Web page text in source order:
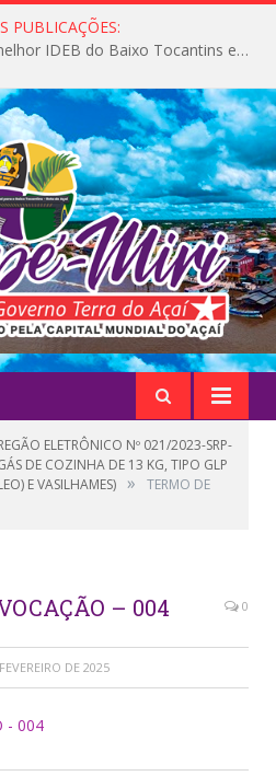
PUBLICAÇÕES:
Igarapé-Miri conquista o melhor IDEB do Baixo Tocantins e avança na qualidade da educação pública
ELETRÔNICO Nº 021/2023-SRP-
DE COZINHA DE 13 KG, TIPO GLP
E VASILHAMES) »
TERMO DE
– 004 0
DE 2025
- 004